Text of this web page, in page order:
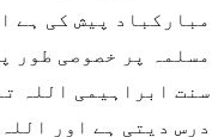
مبارکباد پیش کی ہے
مسلمہ پر خصوصی طور
سنت ابراہیمی اللہ
درس دیتی ہے اور